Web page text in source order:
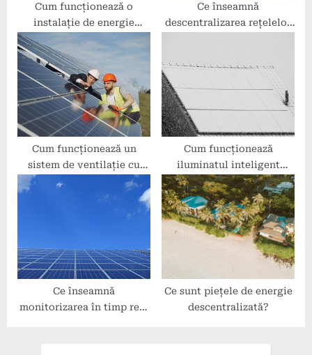
Cum funcționează o
instalație de energie
hidrocinetică?
Ce înseamnă
descentralizarea rețelelor
Cum funcționează un
sistem de ventilație cu
recuperare de căldură?
Cum funcționează
iluminatul inteligent
alimentat solar?
Ce înseamnă
monitorizarea în timp real
Ce sunt piețele de energie
descentralizată?